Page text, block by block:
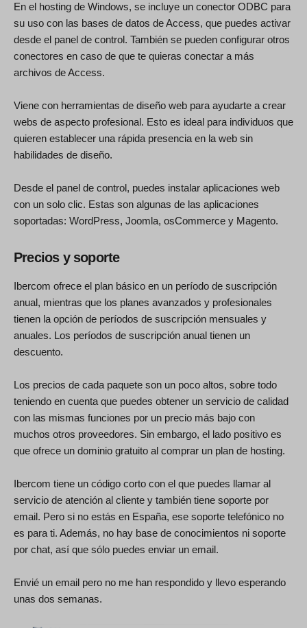
En el hosting de Windows, se incluye un conector ODBC para
su uso con las bases de datos de Access, que puedes activar
desde el panel de control. También se pueden configurar otros
conectores en caso de que te quieras conectar a más
archivos de Access.
Viene con herramientas de diseño web para ayudarte a crear
webs de aspecto profesional. Esto es ideal para individuos que
quieren establecer una rápida presencia en la web sin
habilidades de diseño.
Desde el panel de control, puedes instalar aplicaciones web
con un solo clic. Estas son algunas de las aplicaciones
soportadas: WordPress, Joomla, osCommerce y Magento.
Precios y soporte
Ibercom ofrece el plan básico en un período de suscripción
anual, mientras que los planes avanzados y profesionales
tienen la opción de períodos de suscripción mensuales y
anuales. Los períodos de suscripción anual tienen un
descuento.
Los precios de cada paquete son un poco altos, sobre todo
teniendo en cuenta que puedes obtener un servicio de calidad
con las mismas funciones por un precio más bajo con
muchos otros proveedores. Sin embargo, el lado positivo es
que ofrece un dominio gratuito al comprar un plan de hosting.
Ibercom tiene un código corto con el que puedes llamar al
servicio de atención al cliente y también tiene soporte por
email. Pero si no estás en España, ese soporte telefónico no
es para ti. Además, no hay base de conocimientos ni soporte
por chat, así que sólo puedes enviar un email.
Envié un email pero no me han respondido y llevo esperando
unas dos semanas.